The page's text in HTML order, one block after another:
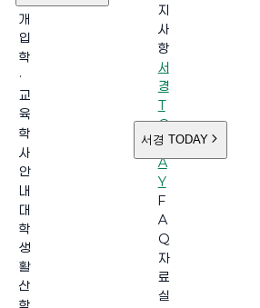
개
입
학
·
교
육
학
사
안
내
대
학
생
활
산
지
사
항
서
경
T
O
D
A
Y
F
A
Q
자
료
실
서경 TODAY